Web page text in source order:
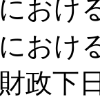
る政
る政
本